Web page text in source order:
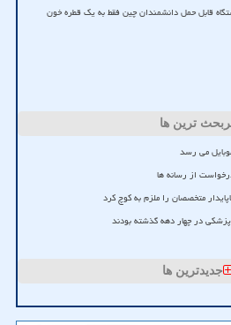
دقت 95 درصدی دستگاه قابل حمل دانشمندان چین فقط به یک قطره خون
ترین ها
می رسد
از رسانه ها
متخصصان را ملزم به کوچ کرد
در چهار دهه گذشته بودند
جدیدترین ها